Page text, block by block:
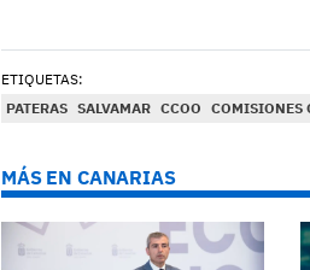
ETIQUETAS:
PATERAS SALVAMAR CCOO COMISIONES
MÁS EN CANARIAS